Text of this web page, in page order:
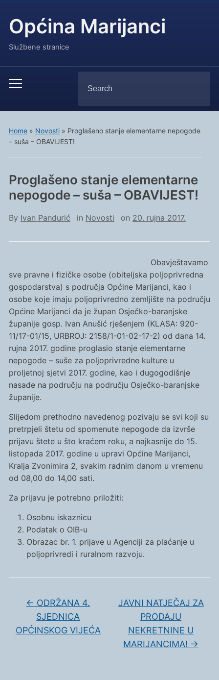
Općina Marijanci
Službene stranice
Toggle
menu
for:
Home» Novosti» Proglašeno stanje elementarne nepogode
– suša – OBAVIJEST!
Proglašeno stanje elementarne
nepogode – suša – OBAVIJEST!
By Ivan Pandurić in Novosti on 20. rujna 2017.
Obavještavamo
sve pravne i fizičke osobe (obiteljska poljoprivredna
gospodarstva) s područja Općine Marijanci, kao i
osobe koje imaju poljoprivredno zemljište na području
Općine Marijanci da je župan Osječko-baranjske
županije gosp. Ivan Anušić rješenjem (KLASA: 920-
11/17-01/15, URBROJ: 2158/1-01-02-17-2) od dana 14.
rujna 2017. godine proglasio stanje elementarne
nepogode – suše za poljoprivredne kulture u
proljetnoj sjetvi 2017. godine, kao i dugogodišnje
nasade na području na području Osječko-baranjske
županije.
Slijedom prethodno navedenog pozivaju se svi koji su
pretrpjeli štetu od spomenute nepogode da izvrše
prijavu štete u što kraćem roku, a najkasnije do 15.
listopada 2017. godine u upravi Općine Marijanci,
Kralja Zvonimira 2, svakim radnim danom u vremenu
od 08,00 do 14,00 sati.
Za prijavu je potrebno priložiti:
Osobnu iskaznicu
Podatak o OIB-u
Obrazac br. 1. prijave u Agenciji za plaćanje u
poljoprivredi i ruralnom razvoju.
← ODRŽANA 4.
SJEDNICA
OPĆINSKOG VIJEĆA
JAVNI NATJEČAJ ZA
PRODAJU
NEKRETNINE U
MARIJANCIMA! →